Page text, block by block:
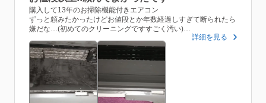
購入して13年のお掃除機能付きエアコン
ずっと頼みたかったけどお値段とか年数経過しすぎて断られたら
嫌だな…(初めてのクリーニングですすごく汚い)
今回息子にいい加減に掃除しようよーと言われていろいろ調べた
結果、こちらにお願いしました
前日に到着予定の時間連絡があり、とても丁寧に対応してもらえ
ました
詳細を見る